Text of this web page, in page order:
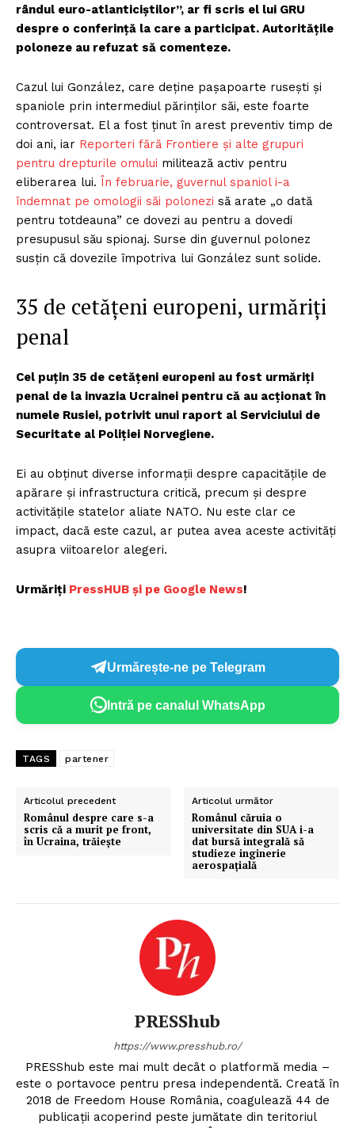
rândul euro-atlanticiștilor”, ar fi scris el lui GRU
despre o conferință la care a participat. Autoritățile
poloneze au refuzat să comenteze.
Cazul lui González, care deține pașapoarte rusești și
spaniole prin intermediul părinților săi, este foarte
controversat. El a fost ținut în arest preventiv timp de
doi ani, iar Reporteri fără Frontiere și alte grupuri
pentru drepturile omului militează activ pentru
eliberarea lui. În februarie, guvernul spaniol i-a
îndemnat pe omologii săi polonezi să arate „o dată
pentru totdeauna” ce dovezi au pentru a dovedi
presupusul său spionaj. Surse din guvernul polonez
susțin că dovezile împotriva lui González sunt solide.
35 de cetățeni europeni, urmăriți
penal
Cel puțin 35 de cetățeni europeni au fost urmăriți
penal de la invazia Ucrainei pentru că au acționat în
numele Rusiei, potrivit unui raport al Serviciului de
Securitate al Poliției Norvegiene.
Ei au obținut diverse informații despre capacitățile de
apărare și infrastructura critică, precum și despre
activitățile statelor aliate NATO. Nu este clar ce
impact, dacă este cazul, ar putea avea aceste activități
asupra viitoarelor alegeri.
Urmăriți PressHUB și pe Google News!
Urmărește-ne pe Telegram
Intră pe canalul WhatsApp
TAGS partener
Articolul precedent
Românul despre care s-a
scris că a murit pe front,
în Ucraina, trăiește
Articolul următor
Românul căruia o
universitate din SUA i-a
dat bursă integrală să
studieze inginerie
aerospațială
PRESShub
https://www.presshub.ro/
PRESShub este mai mult decât o platformă media –
este o portavoce pentru presa independentă. Creată în
2018 de Freedom House România, coagulează 44 de
publicații acoperind peste jumătate din teritoriul